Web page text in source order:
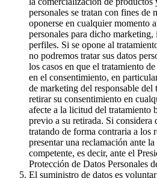
personales se tratan con fines de
oponerse en cualquier momento
personales para dicho
perfiles. Si se opone al
no podremos tratar sus datos
los casos en que el tratamiento
en el consentimiento, en
de marketing del responsable del
retirar su consentimiento en
afecte a la licitud del tratamiento
previo a su retirada. Si considera
tratando de forma contraria a los
presentar una reclamación ante
competente, es decir, ante el
Protección de Datos Personales
El suministro de datos es